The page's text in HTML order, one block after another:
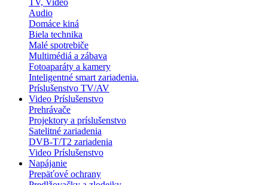
TV, Video
Audio
Domáce kiná
Biela technika
Malé spotrebiče
Multimédiá a zábava
Fotoaparáty a kamery
Inteligentné smart zariadenia.
Príslušenstvo TV/AV
Video Príslušenstvo
Prehrávače
Projektory a príslušenstvo
Satelitné zariadenia
DVB-T/T2 zariadenia
Video Príslušenstvo
Napájanie
Prepäťové ochrany